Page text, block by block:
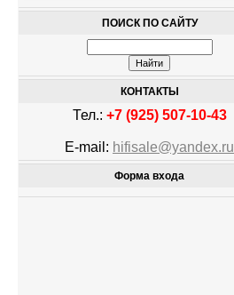
ПОИСК ПО САЙТУ
КОНТАКТЫ
Тел.: +7 (925) 507-10-43
E-mail: hifisale@yandex.ru
Форма входа